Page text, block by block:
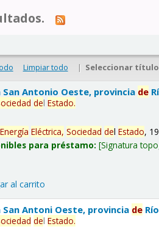
Limpiar todo | Seleccionar
Antonio Oeste, provincia de
delEstado.
Energía Eléctrica, Sociedad delEstado,
para préstamo: Signatura
al carrito
Antoni Oeste, provincia de
delEstado.